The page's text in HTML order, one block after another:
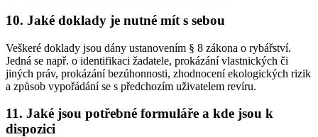
10. Jaké doklady je nutné mít s sebou
Veškeré doklady jsou dány ustanovením § 8 zákona o rybářství.
Jedná se např. o identifikaci žadatele, prokázání vlastnických či
jiných práv, prokázání bezúhonnosti, zhodnocení ekologických rizik
a způsob vypořádání se s předchozím uživatelem revíru.
11. Jaké jsou potřebné formuláře a kde jsou k
dispozici